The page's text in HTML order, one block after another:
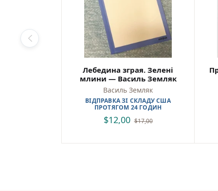
Лебедина зграя. Зелені
млини — Василь Земляк
Василь Земляк
ВІДПРАВКА ЗІ СКЛАДУ США
ПРОТЯГОМ 24 ГОДИН
$12,00 $17,00